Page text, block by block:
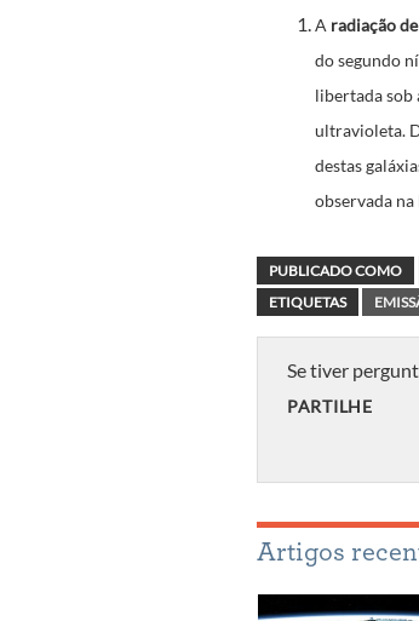
A radiação
do segundo
libertada sob
ultravioleta.
destas
observada
PUBLICADO COMO
ETIQUETAS
Se tiver
PARTILHE
Artigos